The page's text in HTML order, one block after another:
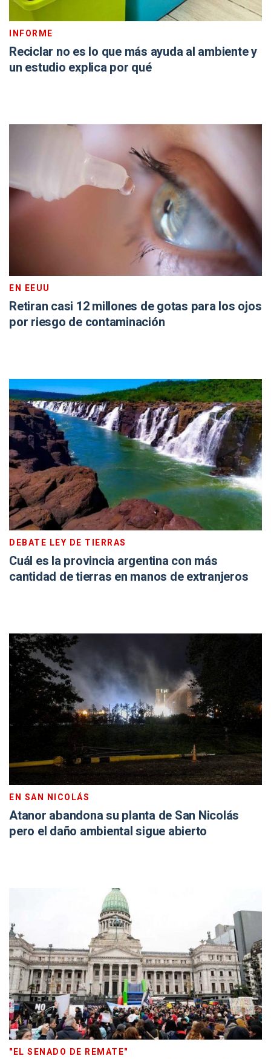
INFORME
Reciclar no es lo que más ayuda al ambiente y
un estudio explica por qué
EN EEUU
Retiran casi 12 millones de gotas para los ojos
por riesgo de contaminación
DEBATE LEY DE TIERRAS
Cuál es la provincia argentina con más
cantidad de tierras en manos de extranjeros
EN SAN NICOLÁS
Atanor abandona su planta de San Nicolás
pero el daño ambiental sigue abierto
"EL SENADO DE REMATE"